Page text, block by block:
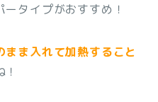
タイプがおすすめ！
まま入れて加熱すること